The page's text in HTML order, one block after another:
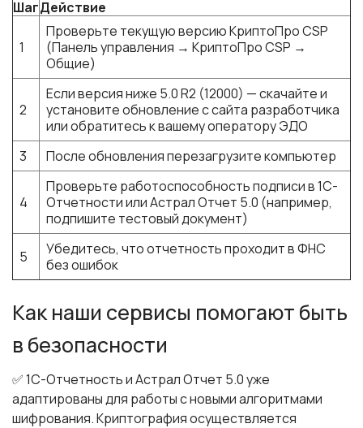
ШагДействие
1
Проверьте текущую версию КриптоПро CSP
(Панель управления → КриптоПро CSP →
Общие)
2
Если версия ниже 5.0 R2 (12000) — скачайте и
установите обновление с сайта разработчика
или обратитесь к вашему оператору ЭДО
3
После обновления перезагрузите компьютер
4
Проверьте работоспособность подписи в 1С-
Отчетности или Астрал Отчет 5.0 (например,
подпишите тестовый документ)
5
Убедитесь, что отчетность проходит в ФНС
без ошибок
Как наши сервисы помогают быть
в безопасности
✅ 1С-Отчетность и Астрал Отчет 5.0 уже
адаптированы для работы с новыми алгоритмами
шифрования. Криптография осуществляется